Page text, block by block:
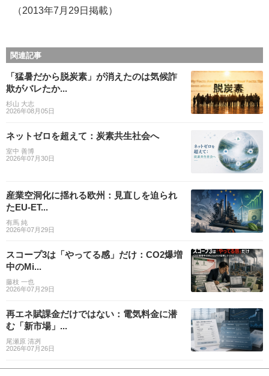
（2013年7月29日掲載）
関連記事
「猛暑だから脱炭素」が消えたのは気候詐
欺がバレたか...
杉山 大志
2026年08月05日
ネットゼロを超えて：炭素共生社会へ
室中 善博
2026年07月30日
産業空洞化に揺れる欧州：見直しを迫られ
たEU-ET...
有馬 純
2026年07月29日
スコープ3は「やってる感」だけ：CO2爆増
中のMi...
藤枝 一也
2026年07月29日
再エネ賦課金だけではない：電気料金に潜
む「新市場」...
尾瀬原 清冽
2026年07月26日